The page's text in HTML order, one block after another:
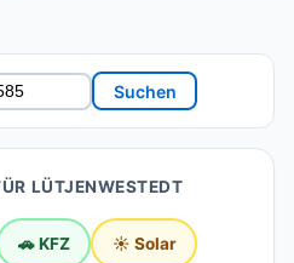
Suchen
LÜTJENWESTEDT
🚗 KFZ ☀️ Solar